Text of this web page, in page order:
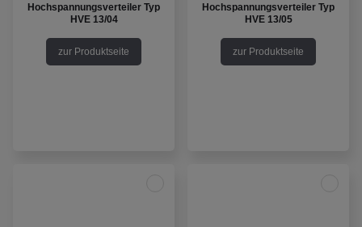
Hochspannungsverteiler Typ
HVE 13/04
zur Produktseite
Hochspannungsverteiler Typ
HVE 13/05
zur Produktseite